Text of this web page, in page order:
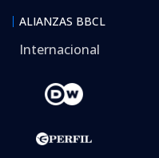
ALIANZAS BBCL
Internacional